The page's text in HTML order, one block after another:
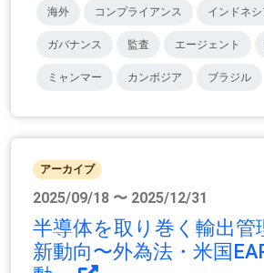
海外 コンプライアンス インドネシ
ガバナンス 監査 エージェント
ミャンマー カンボジア ブラジル
アーカイブ
2025/09/18 〜 2025/12/31
半導体を取り巻く輸出管
新動向〜外為法・米国